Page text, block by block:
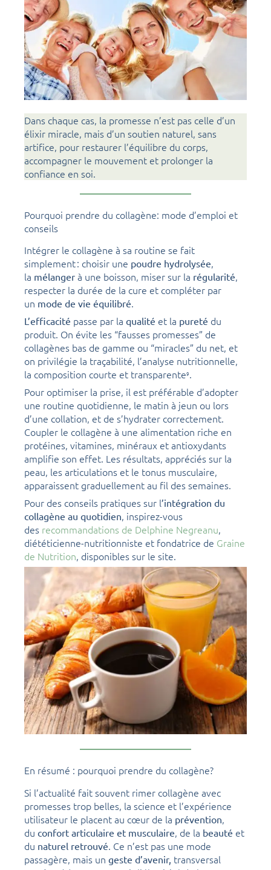
Dans chaque cas, la promesse n’est pas celle d’un
élixir miracle, mais d’un soutien naturel, sans
artifice, pour restaurer l’équilibre du corps,
accompagner le mouvement et prolonger la
confiance en soi.
Pourquoi prendre du collagène: mode d’emploi et
conseils
Intégrer le collagène à sa routine se fait
simplement : choisir une poudre hydrolysée,
la mélanger à une boisson, miser sur la régularité,
respecter la durée de la cure et compléter par
un mode de vie équilibré.
L’efficacité passe par la qualité et la pureté du
produit. On évite les “fausses promesses” de
collagènes bas de gamme ou “miracles” du net, et
on privilégie la traçabilité, l’analyse nutritionnelle,
la composition courte et transparente9.
Pour optimiser la prise, il est préférable d’adopter
une routine quotidienne, le matin à jeun ou lors
d’une collation, et de s’hydrater correctement.
Coupler le collagène à une alimentation riche en
protéines, vitamines, minéraux et antioxydants
amplifie son effet. Les résultats, appréciés sur la
peau, les articulations et le tonus musculaire,
apparaissent graduellement au fil des semaines.
Pour des conseils pratiques sur l’intégration du
collagène au quotidien, inspirez-vous
des recommandations de Delphine Negreanu,
diététicienne-nutritionniste et fondatrice de Graine
de Nutrition, disponibles sur le site.
En résumé : pourquoi prendre du collagène?
Si l’actualité fait souvent rimer collagène avec
promesses trop belles, la science et l’expérience
utilisateur le placent au cœur de la prévention,
du confort articulaire et musculaire, de la beauté et
du naturel retrouvé. Ce n’est pas une mode
passagère, mais un geste d’avenir, transversal